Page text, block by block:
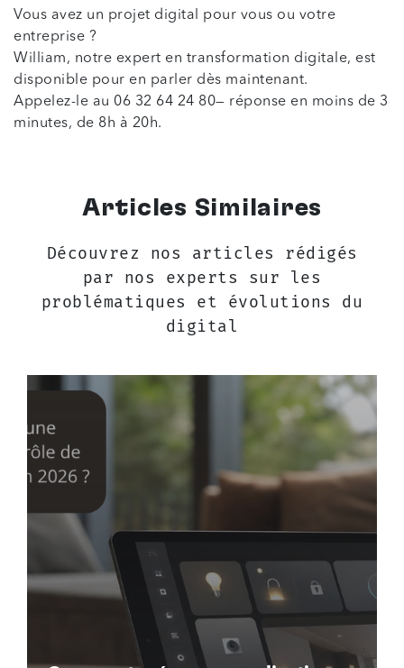
Vous avez un projet digital pour vous ou votre
entreprise ?
William, notre expert en transformation digitale, est
disponible pour en parler dès maintenant.
Appelez-le au 06 32 64 24 80— réponse en moins de 3
minutes, de 8h à 20h.
Articles Similaires
Découvrez nos articles rédigés
par nos experts sur les
problématiques et évolutions du
digital